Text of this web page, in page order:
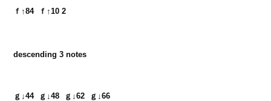
ｆ↑84  ｆ↑10 2
descending 3 notes
ｇ↓44  ｇ↓48  ｇ↓62  ｇ↓66